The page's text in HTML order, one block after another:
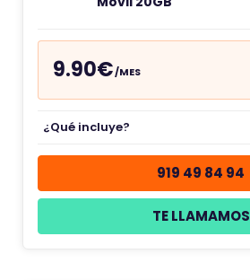
9.90€/MES
¿Qué incluye?
919 49 84 94
TE LLAMAMOS